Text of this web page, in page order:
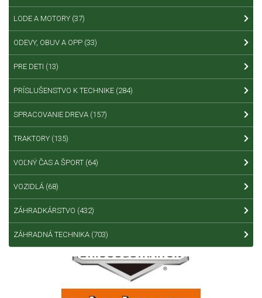
LODE A MOTORY (37)
ODEVY, OBUV A OPP (33)
PRE DETI (13)
PRÍSLUŠENSTVO K TECHNIKE (284)
SPRACOVANIE DREVA (157)
TRAKTORY (135)
VOĽNÝ ČAS A ŠPORT (64)
VOZIDLÁ (68)
ZÁHRADKÁRSTVO (432)
ZÁHRADNÁ TECHNIKA (703)